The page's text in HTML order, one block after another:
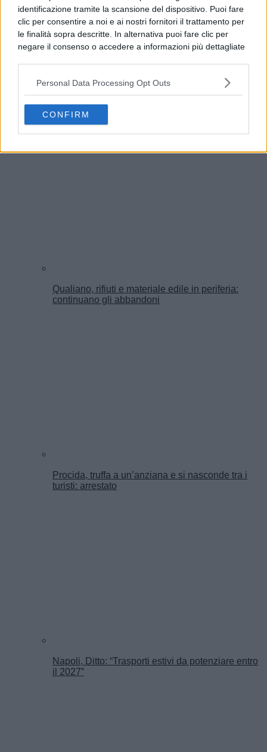
identificazione tramite la scansione del dispositivo. Puoi fare
clic per consentire a noi e ai nostri fornitori il trattamento per
le finalità sopra descritte. In alternativa puoi fare clic per
negare il consenso o accedere a informazioni più dettagliate
possono non richiedere il tuo consenso, ma hai il diritto di
opporti a tale trattamento. Le tue preferenze si
preferenze in qualsiasi momento ritornando su questo sito o
consultando la nostrainformativa sulla riservatezza.
Personal Data Processing Opt Outs
CONFIRM
Addio a Francesco Guccini, il poeta della musica
italiana si è spento
Qualiano, rifiuti e materiale edile in periferia:
continuano gli abbandoni
Procida, truffa a un’anziana e si nasconde tra i
turisti: arrestato
Napoli, Ditto: “Trasporti estivi da potenziare entro
il 2027”